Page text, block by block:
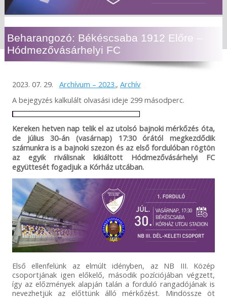
Beharangozó: Békéscsaba 1912 Előre –
Hódmezővásárhelyi FC
2023. 07. 29. Archívum – 2023., Archív
A bejegyzés kalkulált olvasási ideje 299 másodperc.
Kereken hetven nap telik el az utolsó bajnoki mérkőzés óta,
de július 30-án (vasárnap) 17:30 órától megkezdődik
számunkra is a bajnoki szezon és az első fordulóban rögtön
az egyik riválisnak kikiáltott Hódmezővásárhelyi FC
együttesét fogadjuk a Kórház utcában.
Első ellenfelünk az elmúlt idényben, az NB III. Közép
csoportjának igen előkelő, második pozíciójában végzett,
így az előzmények alapján talán a forduló rangadójának is
nevezhetjük az előttünk álló mérkőzést. Mindössze öt